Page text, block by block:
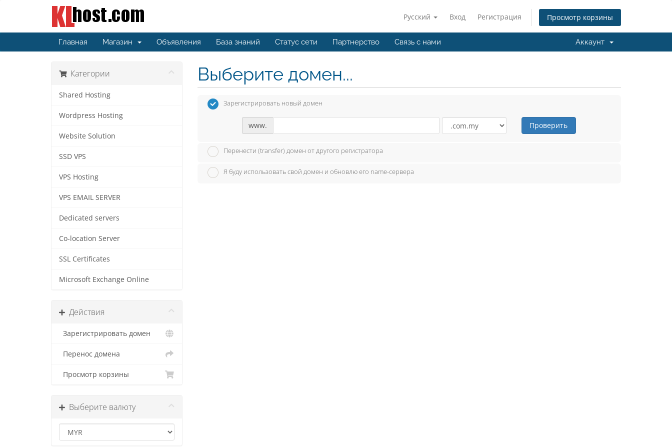
Русский Вход Регистрация Просмотр корзины
Главная Магазин Объявления База знаний Статус сети Партнерство Связь с нами Аккаунт
Категории
Shared Hosting
Wordpress Hosting
Website Solution
SSD VPS
VPS Hosting
VPS EMAIL SERVER
Dedicated servers
Co-location Server
SSL Certificates
Microsoft Exchange Online
Действия
Зарегистрировать домен
Перенос домена
Просмотр корзины
Выберите валюту
Выберите домен...
Зарегистрировать новый домен
www. Проверить
Перенести (transfer) домен от другого регистратора
Я буду использовать свой домен и обновлю его name-сервера